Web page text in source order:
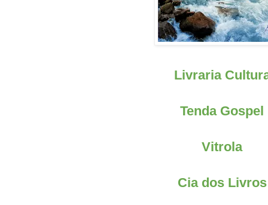
Livraria
Tenda Gospel
Vitrola
Cia dos Livros